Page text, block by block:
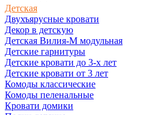
Детская
Двухъярусные кровати
Декор в детскую
Детская Вилия-М модульная
Детские гарнитуры
Детские кровати до 3-х лет
Детские кровати от 3 лет
Комоды классические
Комоды пеленальные
Кровати домики